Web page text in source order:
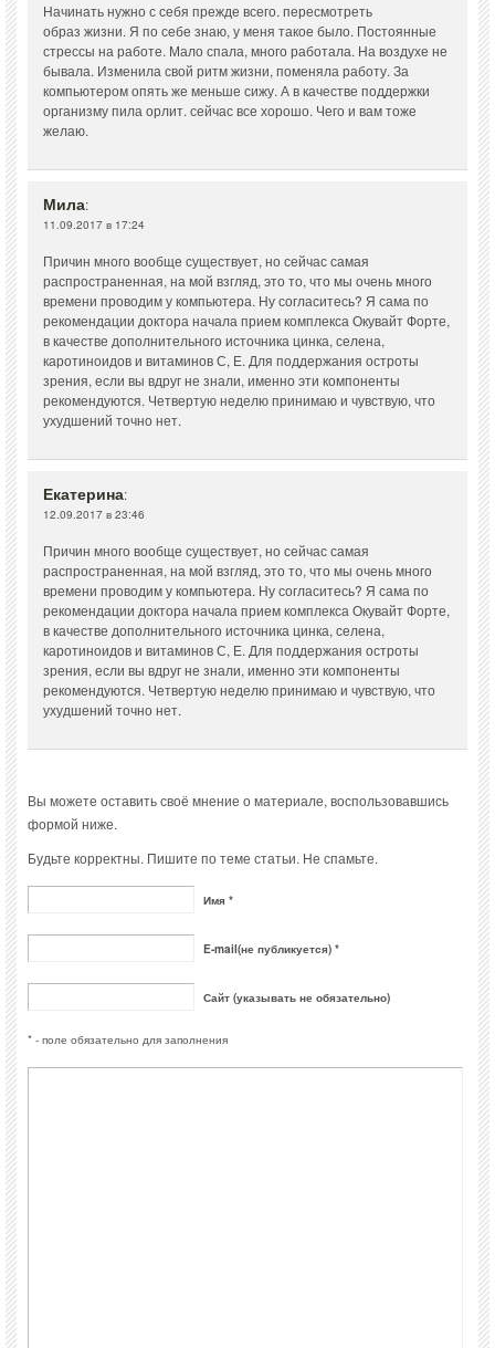
Начинать нужно с себя прежде всего. пересмотреть
образ жизни. Я по себе знаю, у меня такое было. Постоянные
стрессы на работе. Мало спала, много работала. На воздухе не
бывала. Изменила свой ритм жизни, поменяла работу. За
компьютером опять же меньше сижу. А в качестве поддержки
организму пила орлит. сейчас все хорошо. Чего и вам тоже
желаю.
Мила:
11.09.2017 в 17:24
Причин много вообще существует, но сейчас самая
распространенная, на мой взгляд, это то, что мы очень много
времени проводим у компьютера. Ну согласитесь? Я сама по
рекомендации доктора начала прием комплекса Окувайт Форте,
в качестве дополнительного источника цинка, селена,
каротиноидов и витаминов С, Е. Для поддержания остроты
зрения, если вы вдруг не знали, именно эти компоненты
рекомендуются. Четвертую неделю принимаю и чувствую, что
ухудшений точно нет.
Екатерина:
12.09.2017 в 23:46
Причин много вообще существует, но сейчас самая
распространенная, на мой взгляд, это то, что мы очень много
времени проводим у компьютера. Ну согласитесь? Я сама по
рекомендации доктора начала прием комплекса Окувайт Форте,
в качестве дополнительного источника цинка, селена,
каротиноидов и витаминов С, Е. Для поддержания остроты
зрения, если вы вдруг не знали, именно эти компоненты
рекомендуются. Четвертую неделю принимаю и чувствую, что
ухудшений точно нет.
Вы можете оставить своё мнение о материале, воспользовавшись
формой ниже.
Будьте корректны. Пишите по теме статьи. Не спамьте.
Имя *
E-mail(не публикуется) *
Сайт (указывать не обязательно)
* - поле обязательно для заполнения